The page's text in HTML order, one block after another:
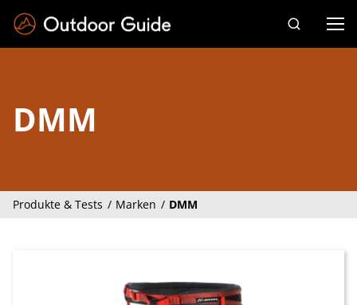
DMM
Produkte & Tests Marken DMM